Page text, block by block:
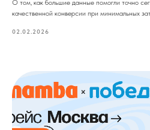
О том, как большие данные помогли точно
качественной конверсии при минимальных
02.02.2026